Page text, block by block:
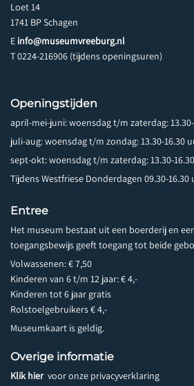
Loet 14
1741 BP Schagen
E info@museumvreeburg.nl
T 0224-216906 (tijdens openingsuren)
Openingstijden
april-mei-juni: woensdag t/m zaterdag:
juli-aug: woensdag t/m zondag: 13.30-16.30
sept-okt: woensdag t/m zaterdag: 13.30-
Tijdens Westfriese Donderdagen 09.30-16.30
Entree
Het museum bestaat uit een boerderij en
toegangsbewijs geeft toegang tot beide
Volwassenen: € 7,50
Kinderen van 6 t/m 12 jaar: € 4,-
Kinderen tot 6 jaar gratis
Rolstoelgebruikers € 4,-
Museumkaart is geldig.
Overige informatie
Klik hier voor onze privacyverklaring